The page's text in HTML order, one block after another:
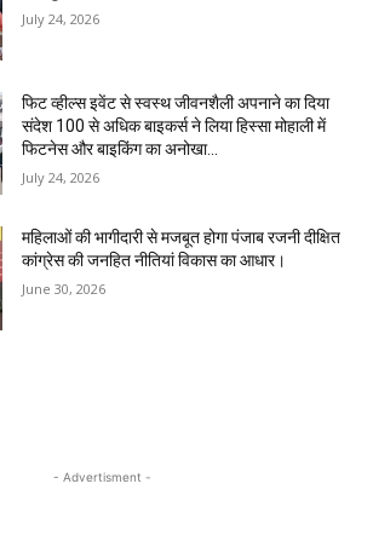
July 24, 2026
फिट व्हील्स इवेंट से स्वस्थ जीवनशैली अपनाने का दिया
संदेश 100 से अधिक बाइकर्स ने लिया हिस्सा मोहाली में
फिटनेस और बाइकिंग का अनोखा...
July 24, 2026
महिलाओं की भागीदारी से मजबूत होगा पंजाब रजनी दीक्षित
कांग्रेस की जनहित नीतियां विकास का आधार।
June 30, 2026
- Advertisment -